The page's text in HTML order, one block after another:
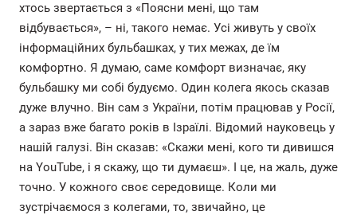
хтось звертається з «Поясни мені, що там
відбувається», – ні, такого немає. Усі живуть у своїх
інформаційних бульбашках, у тих межах, де їм
комфортно. Я думаю, саме комфорт визначає, яку
бульбашку ми собі будуємо. Один колега якось сказав
дуже влучно. Він сам з України, потім працював у Росії,
а зараз вже багато років в Ізраїлі. Відомий науковець у
нашій галузі. Він сказав: «Скажи мені, кого ти дивишся
на YouTube, і я скажу, що ти думаєш». І це, на жаль, дуже
точно. У кожного своє середовище. Коли ми
зустрічаємося з колегами, то, звичайно, це